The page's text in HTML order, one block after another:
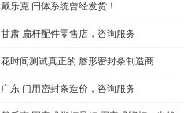
戴乐克 闩体系统曾经发货！
甘肃 扁杆配件零售店，咨询服务
花时间测试真正的 唇形密封条制造商
广东 门用密封条造价，咨询服务